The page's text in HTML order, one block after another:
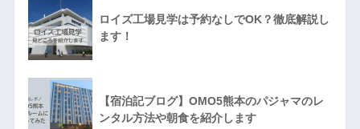
ロイズ工場見学は予約なしでOK？徹底解説し
ます！
【宿泊記ブログ】OMO5熊本のパジャマのレ
ンタル方法や朝食を紹介します